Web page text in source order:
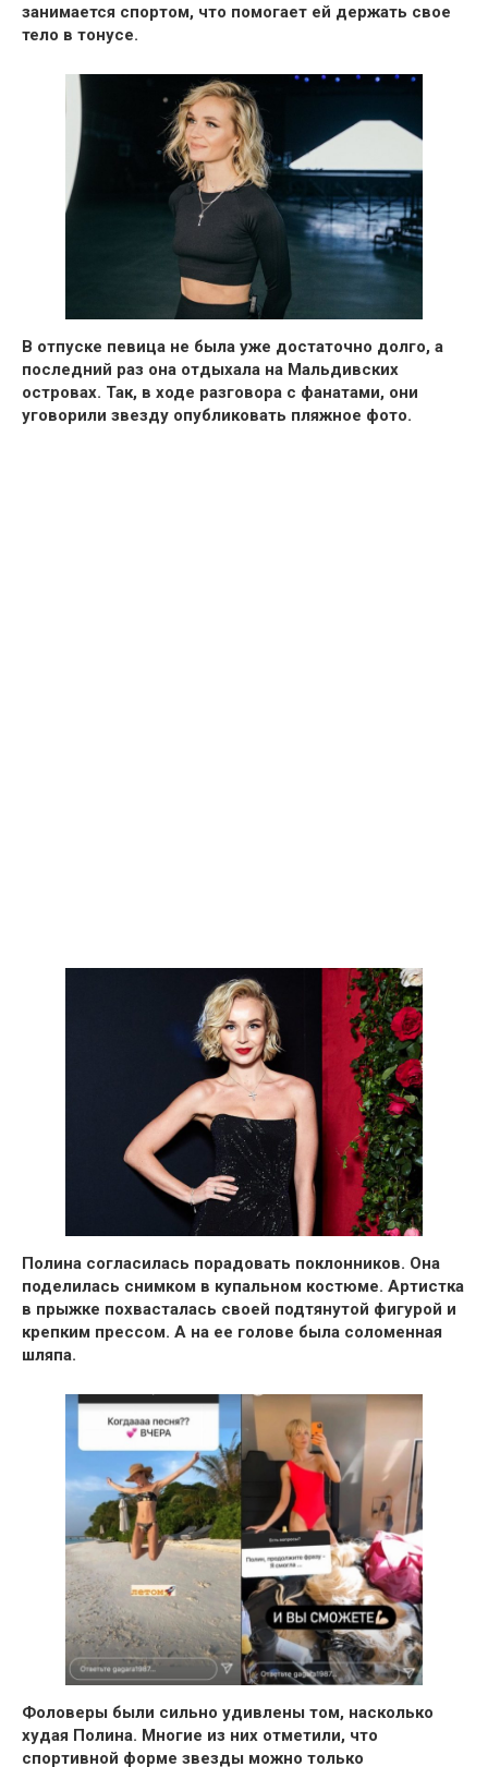
занимается спортом, что помогает ей держать свое
тело в тонусе.
В отпуске певица не была уже достаточно долго, а
последний раз она отдыхала на Мальдивских
островах. Так, в ходе разговора с фанатами, они
уговорили звезду опубликовать пляжное фото.
Полина согласилась порадовать поклонников. Она
поделилась снимком в купальном костюме. Артистка
в прыжке похвасталась своей подтянутой фигурой и
крепким прессом. А на ее голове была соломенная
шляпа.
Фоловеры были сильно удивлены том, насколько
худая Полина. Многие из них отметили, что
спортивной форме звезды можно только